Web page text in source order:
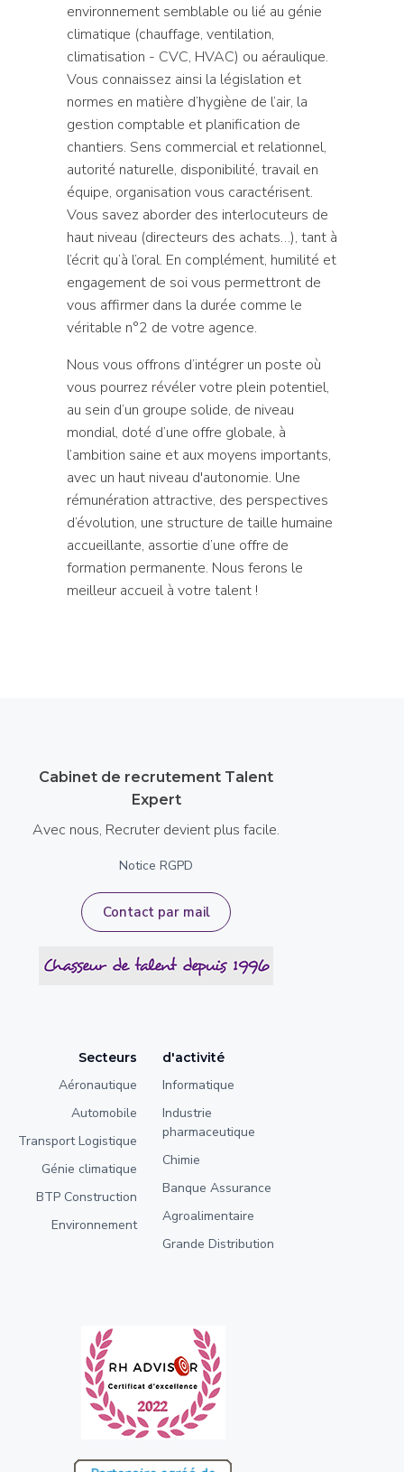
environnement semblable ou lié au génie
climatique (chauffage, ventilation,
climatisation - CVC, HVAC) ou aéraulique.
Vous connaissez ainsi la législation et
normes en matière d’hygiène de l’air, la
gestion comptable et planification de
chantiers. Sens commercial et relationnel,
autorité naturelle, disponibilité, travail en
équipe, organisation vous caractérisent.
Vous savez aborder des interlocuteurs de
haut niveau (directeurs des achats…), tant à
l’écrit qu’à l’oral. En complément, humilité et
engagement de soi vous permettront de
vous affirmer dans la durée comme le
véritable n°2 de votre agence.
Nous vous offrons d’intégrer un poste où
vous pourrez révéler votre plein potentiel,
au sein d’un groupe solide, de niveau
mondial, doté d’une offre globale, à
l’ambition saine et aux moyens importants,
avec un haut niveau d'autonomie. Une
rémunération attractive, des perspectives
d’évolution, une structure de taille humaine
accueillante, assortie d’une offre de
formation permanente. Nous ferons le
meilleur accueil à votre talent !
Cabinet de recrutement Talent
Expert
Avec nous, Recruter devient plus facile.
Notice RGPD
Contact par mail
Secteurs
Aéronautique
Automobile
Transport Logistique
Génie climatique
BTP Construction
Environnement
d'activité
Informatique
Industrie
pharmaceutique
Chimie
Banque Assurance
Agroalimentaire
Grande Distribution